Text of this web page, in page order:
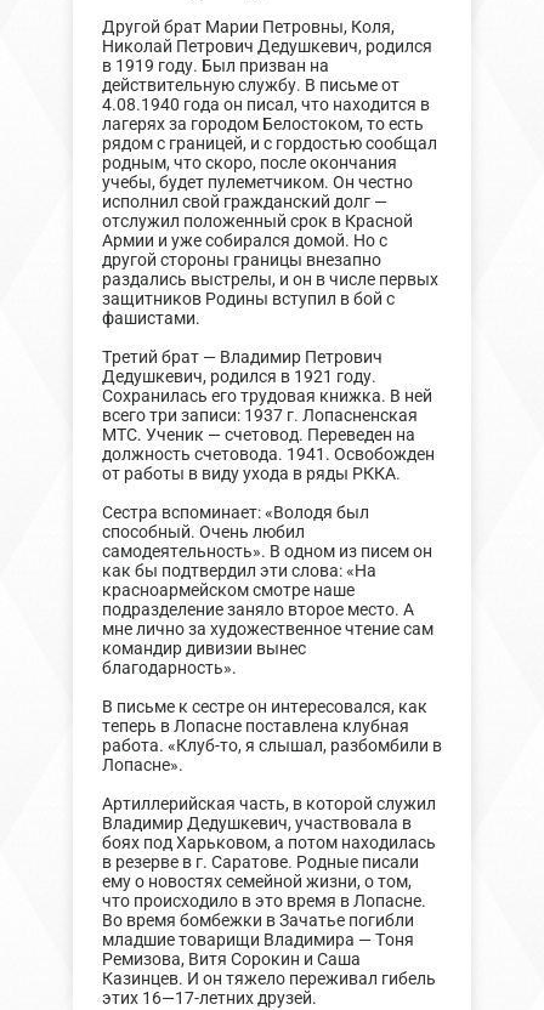
Другой брат Марии Петровны, Коля,
Николай Петрович Дедушкевич, родился
в 1919 году. Был призван на
действительную службу. В письме от
4.08.1940 года он писал, что находится в
лагерях за городом Белостоком, то есть
рядом с границей, и с гордостью сообщал
родным, что скоро, после окончания
учебы, будет пулеметчиком. Он честно
исполнил свой гражданский долг —
отслужил положенный срок в Красной
Армии и уже собирался домой. Но с
другой стороны границы внезапно
раздались выстрелы, и он в числе первых
защитников Родины вступил в бой с
фашистами.
Третий брат — Владимир Петрович
Дедушкевич, родился в 1921 году.
Сохранилась его трудовая книжка. В ней
всего три записи: 1937 г. Лопасненская
МТС. Ученик — счетовод. Переведен на
должность счетовода. 1941. Освобожден
от работы в виду ухода в ряды РККА.
Сестра вспоминает: «Володя был
способный. Очень любил
самодеятельность». В одном из писем он
как бы подтвердил эти слова: «На
красноармейском смотре наше
подразделение заняло второе место. А
мне лично за художественное чтение сам
командир дивизии вынес
благодарность».
В письме к сестре он интересовался, как
теперь в Лопасне поставлена клубная
работа. «Клуб-то, я слышал, разбомбили в
Лопасне».
Артиллерийская часть, в которой служил
Владимир Дедушкевич, участвовала в
боях под Харьковом, а потом находилась
в резерве в г. Саратове. Родные писали
ему о новостях семейной жизни, о том,
что происходило в это время в Лопасне.
Во время бомбежки в Зачатье погибли
младшие товарищи Владимира — Тоня
Ремизова, Витя Сорокин и Саша
Казинцев. И он тяжело переживал гибель
этих 16—17-летних друзей.